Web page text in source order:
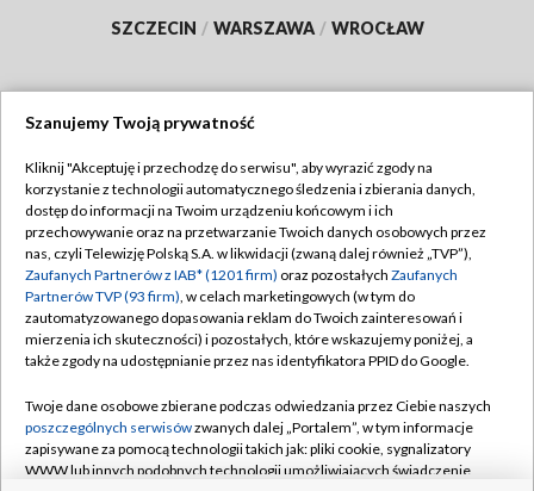
SZCZECIN / WARSZAWA / WROCŁAW
TVP
Abonament TVP
Emisja w TVP
Centrum informacji TVP
Naziemna Telewizja Cyfrowa
Rada Programowa
System NOS
Regulamin TVP
Polityka prywatności
Moje zgody
Pomoc
Kontakt
Szanujemy Twoją prywatność
Kliknij "Akceptuję i przechodzę do serwisu", aby wyrazić zgody na
korzystanie z technologii automatycznego śledzenia i zbierania danych,
dostęp do informacji na Twoim urządzeniu końcowym i ich
przechowywanie oraz na przetwarzanie Twoich danych osobowych przez
nas, czyli Telewizję Polską S.A. w likwidacji (zwaną dalej również „TVP”),
Zaufanych Partnerów z IAB* (1201 firm) oraz pozostałych Zaufanych
Partnerów TVP (93 firm), w celach marketingowych (w tym do
zautomatyzowanego dopasowania reklam do Twoich zainteresowań i
mierzenia ich skuteczności) i pozostałych, które wskazujemy poniżej, a
także zgody na udostępnianie przez nas identyfikatora PPID do Google.
Twoje dane osobowe zbierane podczas odwiedzania przez Ciebie naszych
poszczególnych serwisówzwanych dalej „Portalem”, w tym informacje
zapisywane za pomocą technologii takich jak: pliki cookie, sygnalizatory
WWW lub innych podobnych technologii umożliwiających świadczenie